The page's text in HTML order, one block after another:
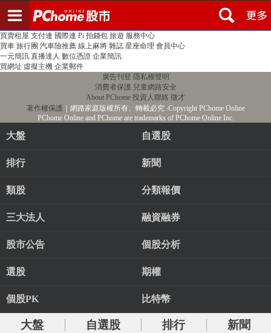
PChome首頁 線上購物 24h購物 書店
買賣租屋 支付連 國際連 Pi 拍錢包 旅遊 服務中心
買車 旅行團 汽車險推薦 線上麻將 雜誌 星座命理 會員中心
一元簡訊 直播達人 數位憑證 企業簡訊
買網址 虛擬主機 企業郵件
廣告刊登 隱私權聲明
消費者保護 兒童網路安全
About PChome 投資人聯絡 徵才
著作權保護 ｜網路家庭版權所有、轉載必究‧Copyright PChome Online
PChome Online and PChome are trademarks of PChome Online Inc.
大盤 自選股
排行 新聞
類股 分類報價
三大法人 融資融券
股市公告 個股分析
選股 期權
個股PK 比特幣
大盤 自選股 排行
新聞